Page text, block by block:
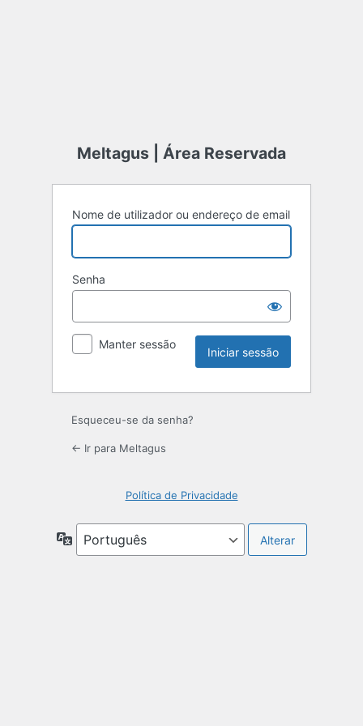
Meltagus | Área Reservada
Nome de utilizador ou endereço de email
Senha
Manter sessão
Esqueceu-se da senha?
← Ir para Meltagus
Política de Privacidade
Idioma